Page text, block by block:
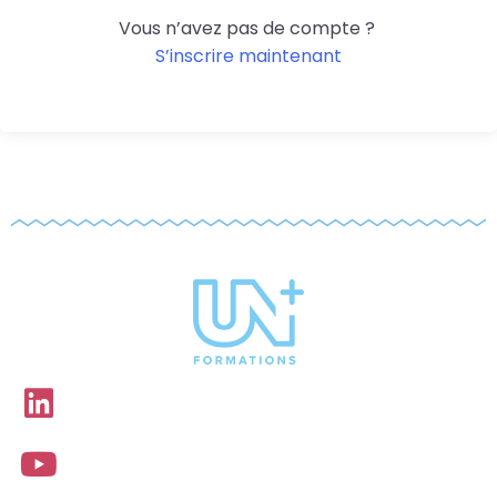
Vous n’avez pas de compte ?
S’inscrire maintenant